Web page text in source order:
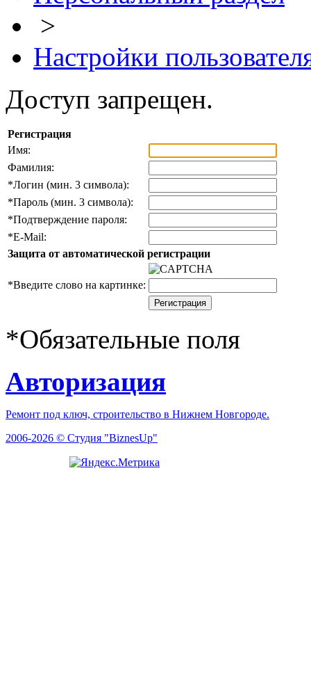
>
Настройки
Доступ запрещен.
Регистрация
Имя:
Фамилия:
*Логин (мин. 3 символа):
*Пароль (мин. 3 символа):
*Подтверждение пароля:
*E-Mail:
Защита от автоматической регистрации
*Введите слово на картинке:
*Обязательные поля
Авторизация
Ремонт под ключ, строительство в Нижнем Новгороде.
2006-2026 © Студия "BiznesUp"